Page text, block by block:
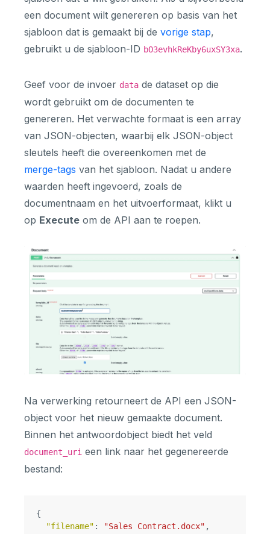
een document wilt genereren op basis van het
sjabloon dat is gemaakt bij de vorige stap,
gebruikt u de sjabloon-ID bO3evhkReKby6uxSY3xa.
Geef voor de invoer data de dataset op die
wordt gebruikt om de documenten te
genereren. Het verwachte formaat is een array
van JSON-objecten, waarbij elk JSON-object
sleutels heeft die overeenkomen met de
merge-tags van het sjabloon. Nadat u andere
waarden heeft ingevoerd, zoals de
documentnaam en het uitvoerformaat, klikt u
op Execute om de API aan te roepen.
Na verwerking retourneert de API een JSON-
object voor het nieuw gemaakte document.
Binnen het antwoordobject biedt het veld
document_uri een link naar het gegenereerde
bestand:
{
"filename" : "Sales Contract.docx" ,